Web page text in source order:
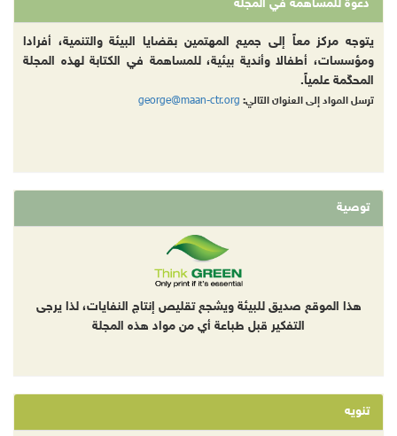
دعوة للمساهمة في المجلة
يتوجه مركز معاً إلى جميع المهتمين بقضايا البيئة والتنمية، أفرادا
ومؤسسات، أطفالا وأندية بيئية، للمساهمة في الكتابة لهذه المجلة
المحكّمة علمياً.
ترسل المواد إلى العنوان التالي: george@maan-ctr.org
توصية
هذا الموقع صديق للبيئة ويشجع تقليص إنتاج النفايات، لذا يرجى
التفكير قبل طباعة أي من مواد هذه المجلة
تنويه